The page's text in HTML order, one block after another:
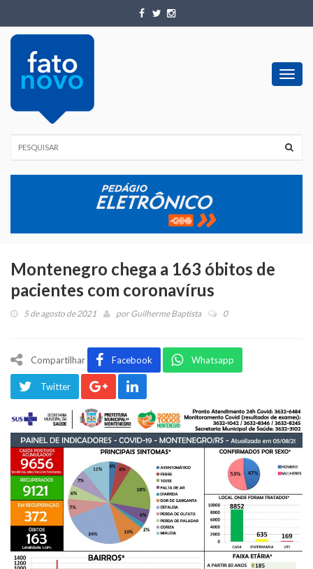
Montenegro chega a 163 óbitos de
pacientes com coronavírus
5 de agosto de 2021 porGuilherme Baptista 0
Compartilhar Facebook Whatsapp
Twitter